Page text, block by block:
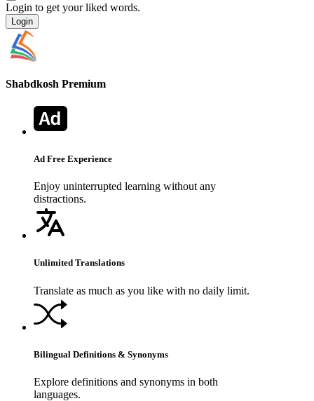
Login to get your liked words.
Login
Shabdkosh Premium
Ad Free Experience
Enjoy uninterrupted learning without any
distractions.
Unlimited Translations
Translate as much as you like with no daily limit.
Bilingual Definitions & Synonyms
Explore definitions and synonyms in both
languages.